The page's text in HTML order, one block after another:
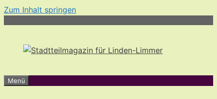
Zum Inhalt springen
Menü